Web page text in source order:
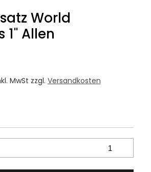
World
1" Allen
MwSt zzgl. Versandkosten